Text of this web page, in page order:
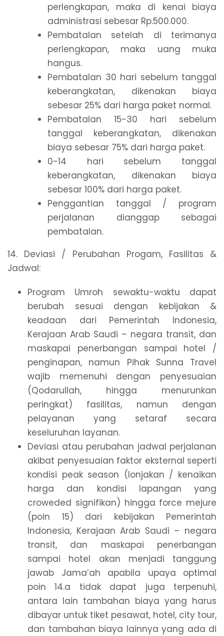
perlengkapan, maka di kenai biaya
administrasi sebesar Rp.500.000.
Pembatalan setelah di terimanya
perlengkapan, maka uang muka
hangus.
Pembatalan 30 hari sebelum tanggal
keberangkatan, dikenakan biaya
sebesar 25% dari harga paket normal.
Pembatalan 15-30 hari sebelum
tanggal keberangkatan, dikenakan
biaya sebesar 75% dari harga paket.
0-14 hari sebelum tanggal
keberangkatan, dikenakan biaya
sebesar 100% dari harga paket.
Penggantian tanggal / program
perjalanan dianggap sebagai
pembatalan.
14. Deviasi / Perubahan Progam, Fasilitas &
Jadwal:
Program Umroh sewaktu-waktu dapat
berubah sesuai dengan kebijakan &
keadaan dari Pemerintah Indonesia,
Kerajaan Arab Saudi – negara transit, dan
maskapai penerbangan sampai hotel /
penginapan, namun Pihak Sunna Travel
wajib memenuhi dengan penyesuaian
(Qodarullah, hingga menurunkan
peringkat) fasilitas, namun dengan
pelayanan yang setaraf secara
keseluruhan layanan.
Deviasi atau perubahan jadwal perjalanan
akibat penyesuaian faktor eksternal seperti
kondisi peak season (lonjakan / kenaikan
harga dan kondisi lapangan yang
croweded signifikan) hingga force mejure
(poin 15) dari kebijakan Pemerintah
Indonesia, Kerajaan Arab Saudi – negara
transit, dan maskapai penerbangan
sampai hotel akan menjadi tanggung
jawab Jama’ah apabila upaya optimal
poin 14.a tidak dapat juga terpenuhi,
antara lain tambahan biaya yang harus
dibayar untuk tiket pesawat, hotel, city tour,
dan tambahan biaya lainnya yang ada di